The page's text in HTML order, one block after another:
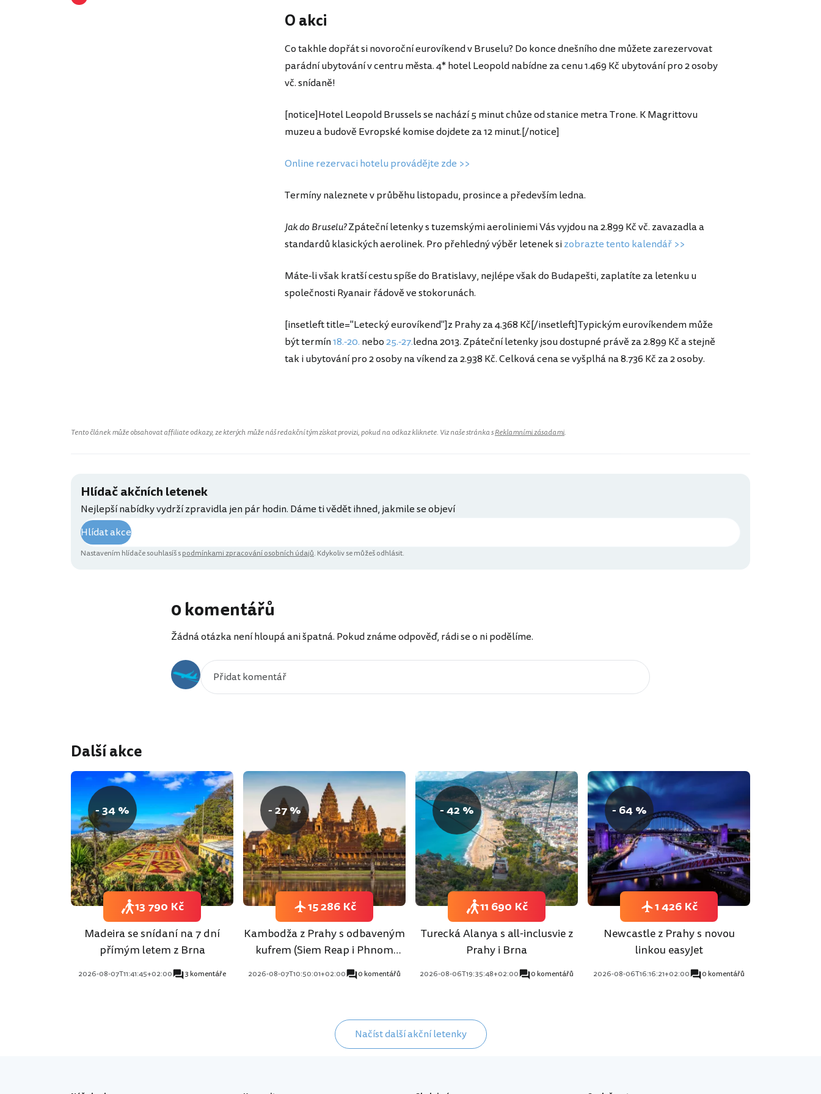
O akci
Co takhle dopřát si novoroční eurovíkend v Bruselu? Do konce dnešního dne můžete zarezervovat
parádní ubytování v centru města. 4* hotel Leopold nabídne za cenu 1.469 Kč ubytování pro 2 osoby
vč. snídaně!
[notice]Hotel Leopold Brussels se nachází 5 minut chůze od stanice metra Trone. K Magrittovu
muzeu a budově Evropské komise dojdete za 12 minut.[/notice]
Online rezervaci hotelu provádějte zde >>
Termíny naleznete v průběhu listopadu, prosince a především ledna.
Jak do Bruselu?Zpáteční letenky s tuzemskými aeroliniemi Vás vyjdou na 2.899 Kč vč. zavazadla a
standardů klasických aerolinek. Pro přehledný výběr letenek sizobrazte tento kalendář >>
Máte-li však kratší cestu spíše do Bratislavy, nejlépe však do Budapešti, zaplatíte za letenku u
společnosti Ryanair řádově ve stokorunách.
[insetleft title="Letecký eurovíkend"]z Prahy za 4.368 Kč[/insetleft]Typickým eurovíkendem může
být termín18.-20. nebo25.-27.ledna 2013. Zpáteční letenky jsou dostupné právě za 2.899 Kč a stejně
tak i ubytování pro 2 osoby na víkend za 2.938 Kč. Celková cena se vyšplhá na 8.736 Kč za 2 osoby.
Tento článek může obsahovat affiliate odkazy, ze kterých může náš redakční tým získat provizi, pokud na odkaz kliknete. Viz naše stránka sReklamními zásadami.
Hlídač akčních letenek
Nejlepší nabídky vydrží zpravidla jen pár hodin. Dáme ti vědět ihned, jakmile se objeví
Hlídat akce
Nastavením hlídače souhlasíš spodmínkami zpracování osobních údajů. Kdykoliv se můžeš odhlásit.
0 komentářů
Žádná otázka není hloupá ani špatná. Pokud známe odpověď, rádi se o ni podělíme.
Další akce
- 34 %
Madeira se snídaní na 7 dní
přímým letem z Brna
2026-08-07T11:41:45+02:00 3 komentáře
13 790 Kč
- 27 %
Kambodža z Prahy s odbaveným
kufrem (Siem Reap i Phnom
2026-08-07T10:50:01+02:00 0 komentářů
15 286 Kč
- 42 %
Turecká Alanya s all-inclusvie z
Prahy i Brna
2026-08-06T19:35:48+02:00 0 komentářů
11 690 Kč
- 64 %
Newcastle z Prahy s novou
linkou easyJet
2026-08-06T16:16:21+02:00 0 komentářů
1 426 Kč
Načíst další akční letenky